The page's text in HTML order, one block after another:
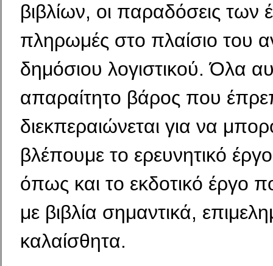
βιβλίων, οι παραδόσεις των
πληρωμές στο πλαίσιο του
δημόσιου λογιστικού. Όλα
απαραίτητο βάρος που
διεκπεραιώνεται για να
βλέπουμε το ερευνητικό έργο
όπως και το εκδοτικό έργο
με βιβλία σημαντικά,
καλαίσθητα.